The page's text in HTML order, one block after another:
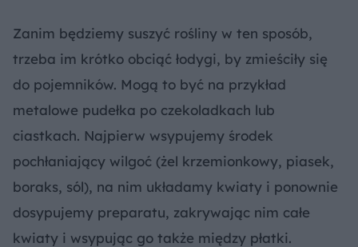
Zanim będziemy suszyć rośliny w ten sposób,
trzeba im krótko obciąć łodygi, by zmieściły się
do pojemników. Mogą to być na przykład
metalowe pudełka po czekoladkach lub
ciastkach. Najpierw wsypujemy środek
pochłaniający wilgoć (żel krzemionkowy, piasek,
boraks, sól), na nim układamy kwiaty i ponownie
dosypujemy preparatu, zakrywając nim całe
kwiaty i wsypując go także między płatki.